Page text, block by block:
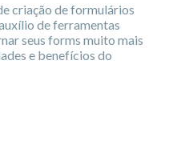
criação de formulários
de ferramentas
seus forms muito mais
e benefícios do